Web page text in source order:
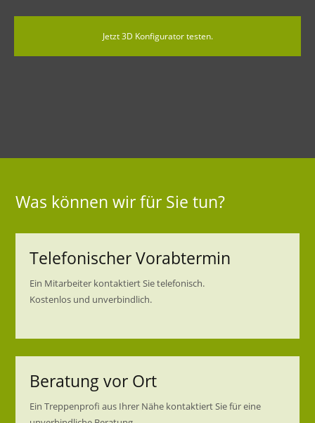
Jetzt 3D Konfigurator testen.
Was können wir für Sie tun?
Telefonischer Vorabtermin
Ein Mitarbeiter kontaktiert Sie telefonisch.
Kostenlos und unverbindlich.
Beratung vor Ort
Ein Treppenprofi aus Ihrer Nähe kontaktiert Sie für eine